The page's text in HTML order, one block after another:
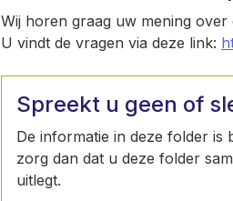
Wij horen graag uw mening
U vindt de vragen via deze link:
Spreekt u geen of
De informatie in deze folder is
zorg dan dat u deze folder
uitlegt.